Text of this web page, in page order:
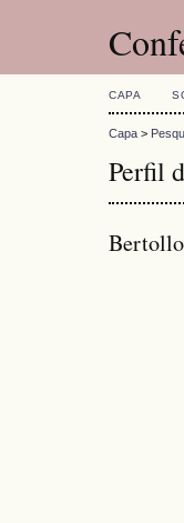
CAPA
Capa >
Perfil